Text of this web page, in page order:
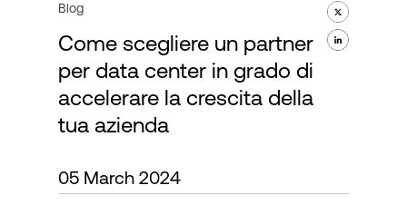
Chi Siamo
Blog
Come scegliere un partner
per data center in grado di
accelerare la crescita della
tua azienda
05 March 2024